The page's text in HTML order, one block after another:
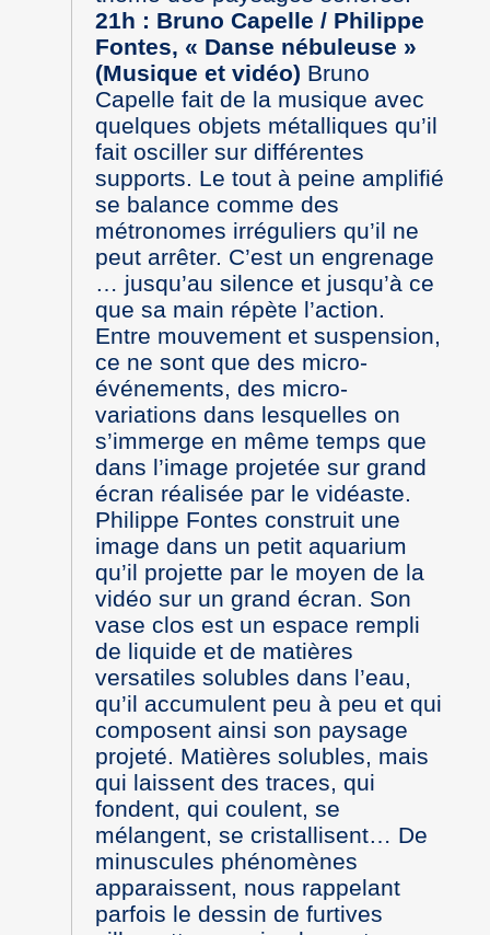
21h : Bruno Capelle / Philippe
Fontes, « Danse nébuleuse »
(Musique et vidéo) Bruno
Capelle fait de la musique avec
quelques objets métalliques qu’il
fait osciller sur différentes
supports. Le tout à peine amplifié
se balance comme des
métronomes irréguliers qu’il ne
peut arrêter. C’est un engrenage
… jusqu’au silence et jusqu’à ce
que sa main répète l’action.
Entre mouvement et suspension,
ce ne sont que des micro-
événements, des micro-
variations dans lesquelles on
s’immerge en même temps que
dans l’image projetée sur grand
écran réalisée par le vidéaste.
Philippe Fontes construit une
image dans un petit aquarium
qu’il projette par le moyen de la
vidéo sur un grand écran. Son
vase clos est un espace rempli
de liquide et de matières
versatiles solubles dans l’eau,
qu’il accumulent peu à peu et qui
composent ainsi son paysage
projeté. Matières solubles, mais
qui laissent des traces, qui
fondent, qui coulent, se
mélangent, se cristallisent… De
minuscules phénomènes
apparaissent, nous rappelant
parfois le dessin de furtives